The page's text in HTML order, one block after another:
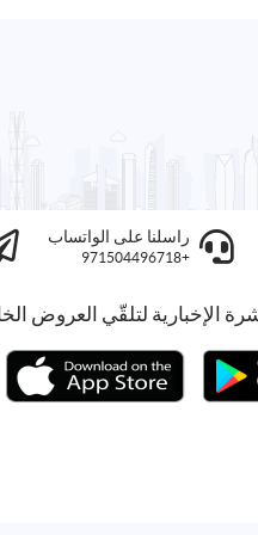
راسلنا على الواتساب
+971504496718
الإخبارية لتلقّي العروض